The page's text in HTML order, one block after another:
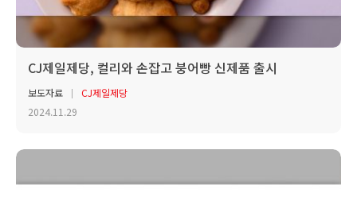
CJ제일제당, 컬리와 손잡고 붕어빵 신제품 출시
보도자료
CJ제일제당
2024.11.29